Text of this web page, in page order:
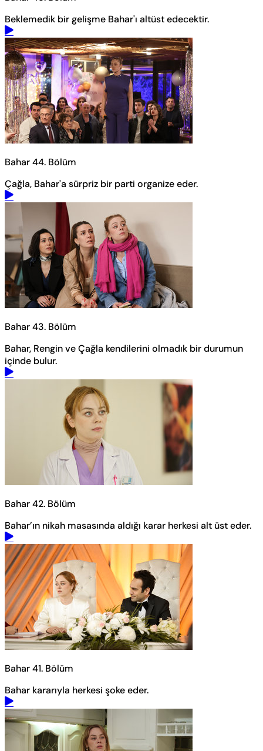
Beklemedik bir gelişme Bahar'ı altüst edecektir.
Bahar 44. Bölüm
Çağla, Bahar'a sürpriz bir parti organize eder.
Bahar 43. Bölüm
Bahar, Rengin ve Çağla kendilerini olmadık bir durumun
içinde bulur.
Bahar 42. Bölüm
Bahar’ın nikah masasında aldığı karar herkesi alt üst eder.
Bahar 41. Bölüm
Bahar kararıyla herkesi şoke eder.